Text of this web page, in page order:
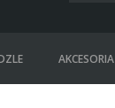
AKCESORIA